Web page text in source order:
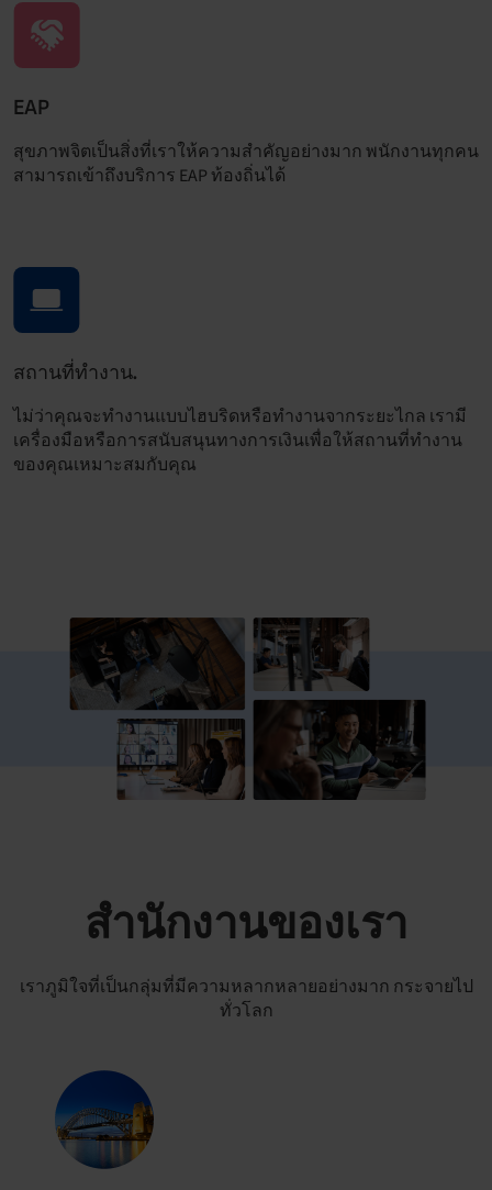
EAP
สุขภาพจิตเป็นสิ่งที่เราให้ความสำคัญอย่างมาก พนักงานทุกคน
สามารถเข้าถึงบริการ EAP ท้องถิ่นได้
สถานที่ทำงาน.
ไม่ว่าคุณจะทำงานแบบไฮบริดหรือทำงานจากระยะไกล เรามี
เครื่องมือหรือการสนับสนุนทางการเงินเพื่อให้สถานที่ทำงาน
ของคุณเหมาะสมกับคุณ
สำนักงานของเรา
เราภูมิใจที่เป็นกลุ่มที่มีความหลากหลายอย่างมาก กระจายไป
ทั่วโลก